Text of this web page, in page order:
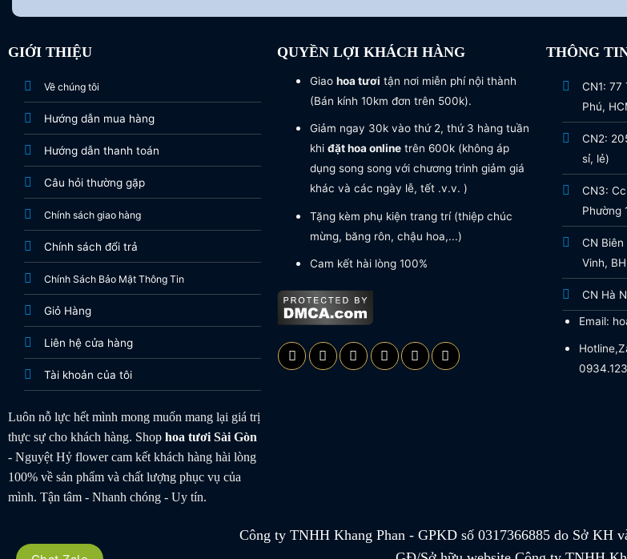
GIỚI THIỆU
Về chúng tôi
Hướng dẫn mua hàng
Hướng dẫn thanh toán
Câu hỏi thường gặp
Chính sách giao hàng
Chính sách đổi trả
Chính Sách Bảo Mật Thông Tin
Giỏ Hàng
Liên hệ cửa hàng
Tài khoản của tôi
Luôn nỗ lực hết mình mong muốn mang lại giá trị
thực sự cho khách hàng. Shop hoa tươiSài Gòn
- Nguyệt Hỷ flower cam kết khách hàng hài lòng
100% về sản phẩm và chất lượng phục vụ của
mình. Tận tâm - Nhanh chóng - Uy tín.
QUYỀN LỢI KHÁCH HÀNG
Giao hoa tươi tận nơi miễn phí nội thành
(Bán kính 10km đơn trên 500k).
Giảm ngay 30k vào thứ 2, thứ 3 hàng tuần
khi đặt hoa onlinetrên 600k (không áp
dụng song song với chương trình giảm giá
khác và các ngày lễ, tết .v.v. )
Tặng kèm phụ kiện trang trí (thiệp chúc
mừng, băng rôn, chậu hoa,...)
Cam kết hài lòng 100%
THÔNG
CN1: 77
Phú,
CN2:
sỉ, lẻ)
CN3:
Phường
CN
Vinh,
CN Hà
Email:
Công ty TNHH Khang Phan - GPKD số 0317366885 do Sở KH